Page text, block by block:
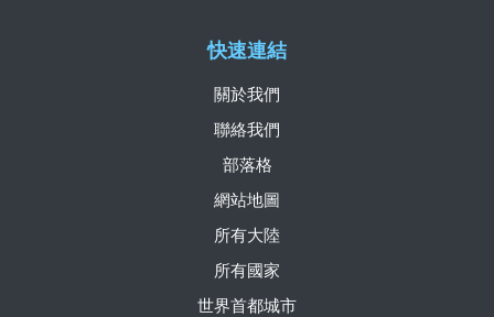
快速連結
關於我們
聯絡我們
部落格
網站地圖
所有大陸
所有國家
世界首都城市